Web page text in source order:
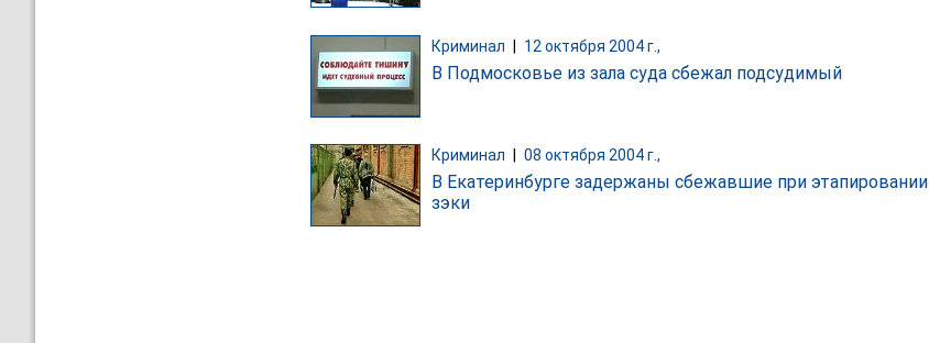
Криминал 12 октября 2004 г.,
В Подмосковье из зала суда сбежал подсудимый
Криминал 08 октября 2004 г.,
В Екатеринбурге задержаны сбежавшие при этапировании
зэки